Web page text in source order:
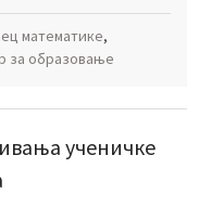
математике,
за образовање
ученичке